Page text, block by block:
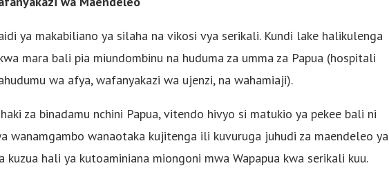
ya makabiliano ya silaha na vikosi vya serikali. Kundi lake halikulenga
mara bali pia miundombinu na huduma za umma za Papua (hospitali
wa afya, wafanyakazi wa ujenzi, na wahamiaji).
za binadamu nchini Papua, vitendo hivyo si matukio ya pekee bali ni
wanamgambo wanaotaka kujitenga ili kuvuruga juhudi za maendeleo ya
kuzua hali ya kutoaminiana miongoni mwa Wapapua kwa serikali kuu.